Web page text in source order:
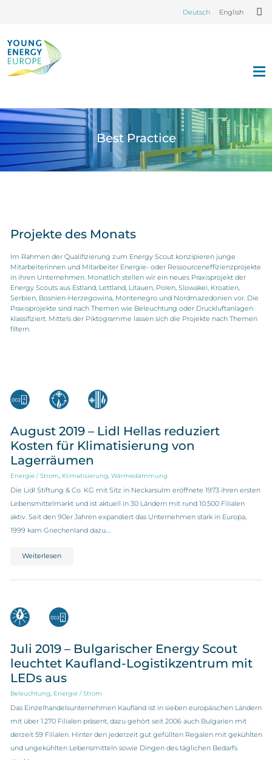
Deutsch English
Best Practice
Projekte des Monats
Im Rahmen der Qualifizierung zum Energy Scout konzipieren junge
Mitarbeiterinnen und Mitarbeiter Energie- oder Ressourceneffizienzprojekte
in ihren Unternehmen. Monatlich stellen wir ein neues Praxisprojekt der
Energy Scouts aus Estland, Lettland, Litauen, Polen, Slowakei, Kroatien,
Serbien, Bosnien-Herzegowina, Montenegro und Nordmazedonien vor. Die
Praxisprojekte sind nach Themen wie Beleuchtung oder Druckluftanlagen
klassifiziert. Mittels der Piktogramme lassen sich die Projekte nach Themen
filtern.
August 2019 – Lidl Hellas reduziert
Kosten für Klimatisierung von
Lagerräumen
Energie / Strom, Klimatisierung, Wärmedämmung
Die Lidl Stiftung & Co. KG mit Sitz in Neckarsulm eröffnete 1973 ihren ersten
Lebensmittelmarkt und ist aktuell in 30 Ländern mit rund 10.500 Filialen
aktiv. Seit den 90er Jahren expandiert das Unternehmen stark in Europa,
1999 kam Griechenland dazu.…
Weiterlesen
Juli 2019 – Bulgarischer Energy Scout
leuchtet Kaufland-Logistikzentrum mit
LEDs aus
Beleuchtung, Energie / Strom
Das Einzelhandelsunternehmen Kaufland ist in sieben europäischen Ländern
mit über 1.270 Filialen präsent, dazu gehört seit 2006 auch Bulgarien mit
derzeit 59 Filialen. Hinter den jederzeit gut gefüllten Regalen mit gekühlten
und ungekühlten Lebensmitteln sowie Dingen des täglichen Bedarfs